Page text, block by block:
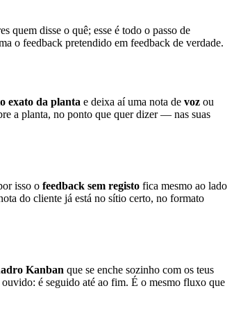
quem disse o quê; esse é todo o passo de
o feedback pretendido em feedback de verdade.
exato da planta e deixa aí uma nota de voz ou
a planta, no ponto que quer dizer — nas suas
isso o feedback sem registo fica mesmo ao lado
do cliente já está no sítio certo, no formato
Kanban que se enche sozinho com os teus
é seguido até ao fim. É o mesmo fluxo que